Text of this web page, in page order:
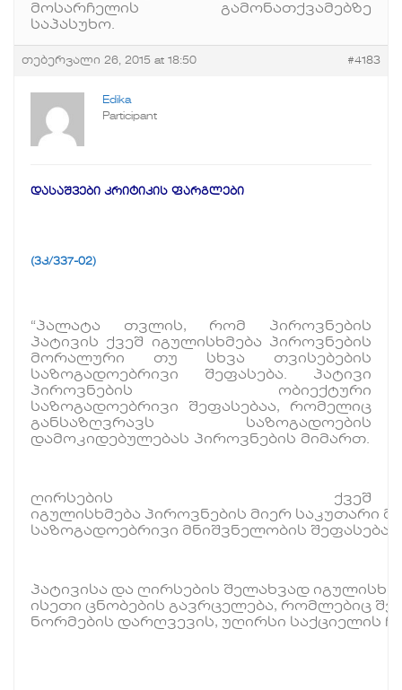
მოსარჩელის გამონათქვამებზე
საპასუხო.
თებერვალი 26, 2015 at 18:50 #4183
Edika
Participant
დასაშვები კრიტიკის ფარგლები
(3კ/337-02)
“პალატა თვლის, რომ პიროვნების
პატივის ქვეშ იგულისხმება პიროვნების
მორალური თუ სხვა თვისებების
საზოგადოებრივი შეფასება. პატივი
პიროვნების ობიექტური
საზოგადოებრივი შეფასებაა, რომელიც
განსაზღვრავს საზოგადოების
დამოკიდებულებას პიროვნების მიმართ.
ღირსების ქვეშ
იგულისხმება პიროვნების მიერ საკუთარი
საზოგადოებრივი მნიშვნელობის შეფასება.
პატივისა და ღირსების შელახვად
ისეთი ცნობების გავრცელება, რომლებიც
ნორმების დარღვევის, უღირსი საქციელის